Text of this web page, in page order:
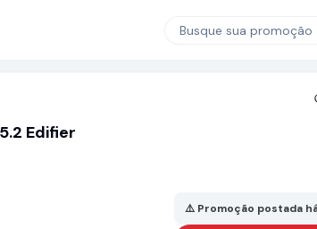
Busque sua promoção
Edifier
⚠️ Promoção postada